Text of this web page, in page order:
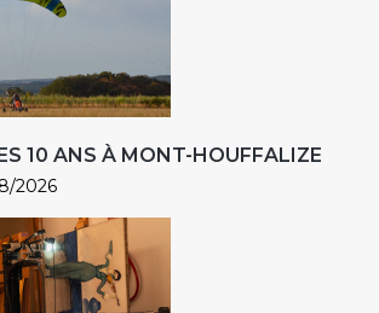
10 ANS À MONT-HOUFFALIZE
2026